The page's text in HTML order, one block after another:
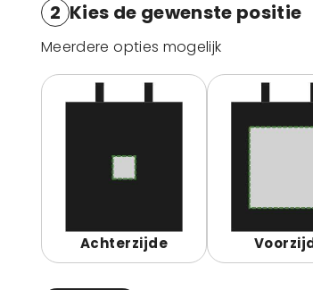
2 Kies de gewenste positie
Meerdere opties mogelijk
Achterzijde